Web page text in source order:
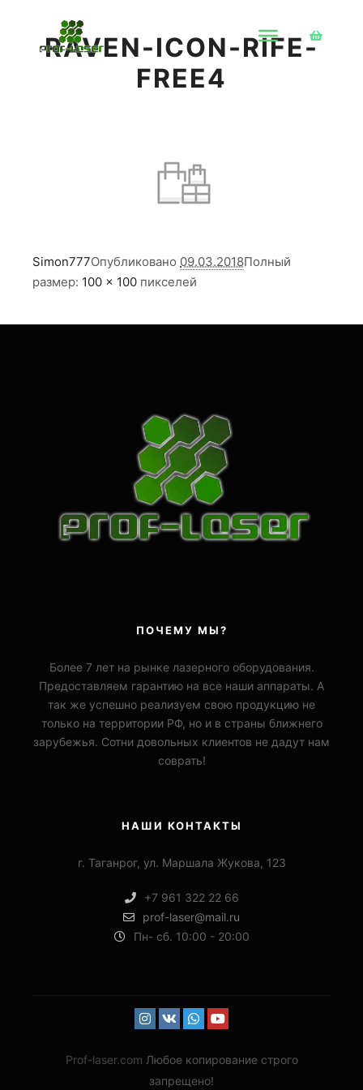
RAVEN-ICON-RIFE-
FREE4
Simon777Опубликовано 09.03.2018Полный
размер: 100 × 100 пикселей
ПОЧЕМУ МЫ?
Более 7 лет на рынке лазерного оборудования.
Предоставляем гарантию на все наши аппараты. А
так же успешно реализуем свою продукцию не
только на территории РФ, но и в страны ближнего
зарубежья. Сотни довольных клиентов не дадут нам
соврать!
НАШИ КОНТАКТЫ
г. Таганрог, ул. Маршала Жукова, 123
+7 961 322 22 66
prof-laser@mail.ru
Пн- сб. 10:00 - 20:00
Prof-laser.com Любое копирование строго
запрещено!